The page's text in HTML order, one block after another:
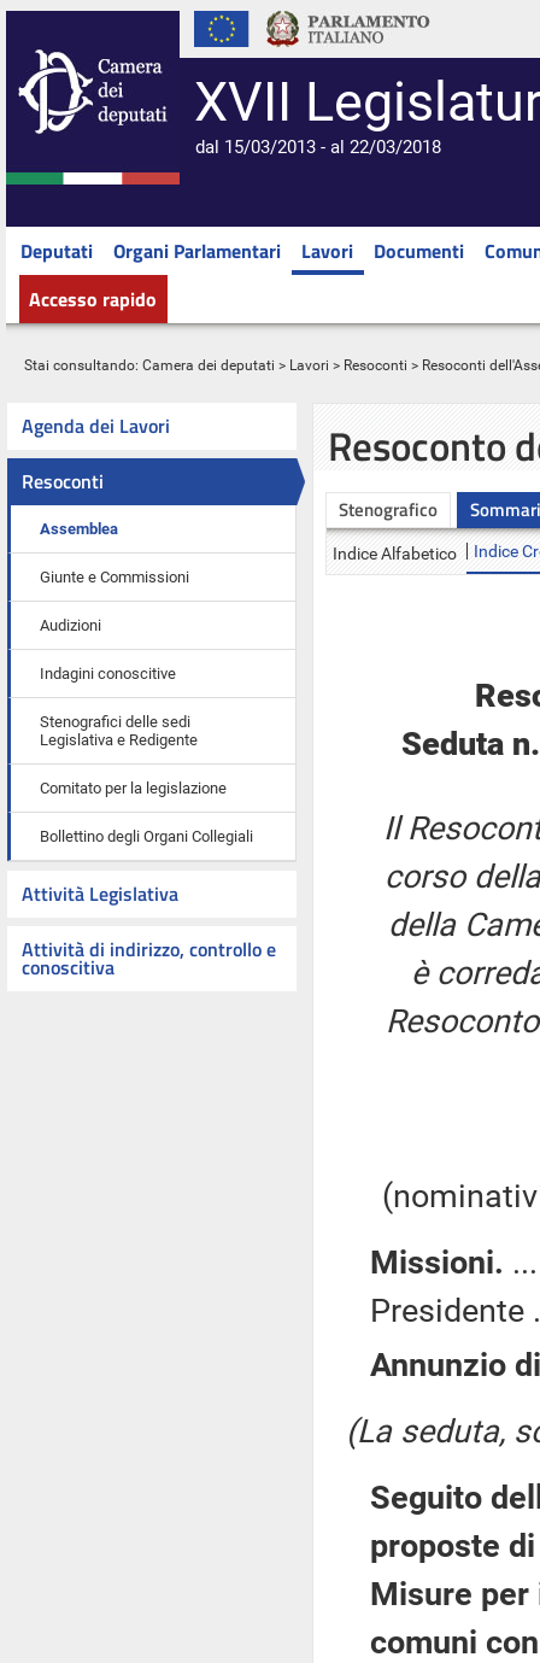
XVII
dal 15/03/2013 - al 22/03/2018
Deputati Organi Parlamentari Lavori Documenti
Accesso rapido
Stai consultando: Camera dei deputati > Lavori > Resoconti > Resoconti
Agenda dei Lavori
Resoconti
Assemblea
Giunte e Commissioni
Audizioni
Indagini conoscitive
Stenografici delle sedi
Legislativa e Redigente
Comitato per la legislazione
Bollettino degli Organi Collegiali
Attività Legislativa
Attività di indirizzo, controllo e
conoscitiva
Resoconto
Stenografico
Indice Alfabetico Indice
Seduta
Il
corso
della
è
Missioni.
Presidente
Annunzio
(La seduta,
Seguito
proposte
Misure per
comuni